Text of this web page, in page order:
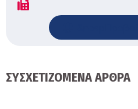
ΣΥΣΧΕΤΙΖΟΜΕΝΑ ΑΡΘΡΑ